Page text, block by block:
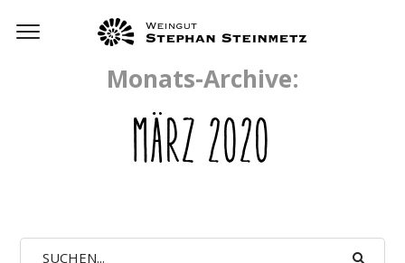
Monats-Archive:
MÄRZ 2020